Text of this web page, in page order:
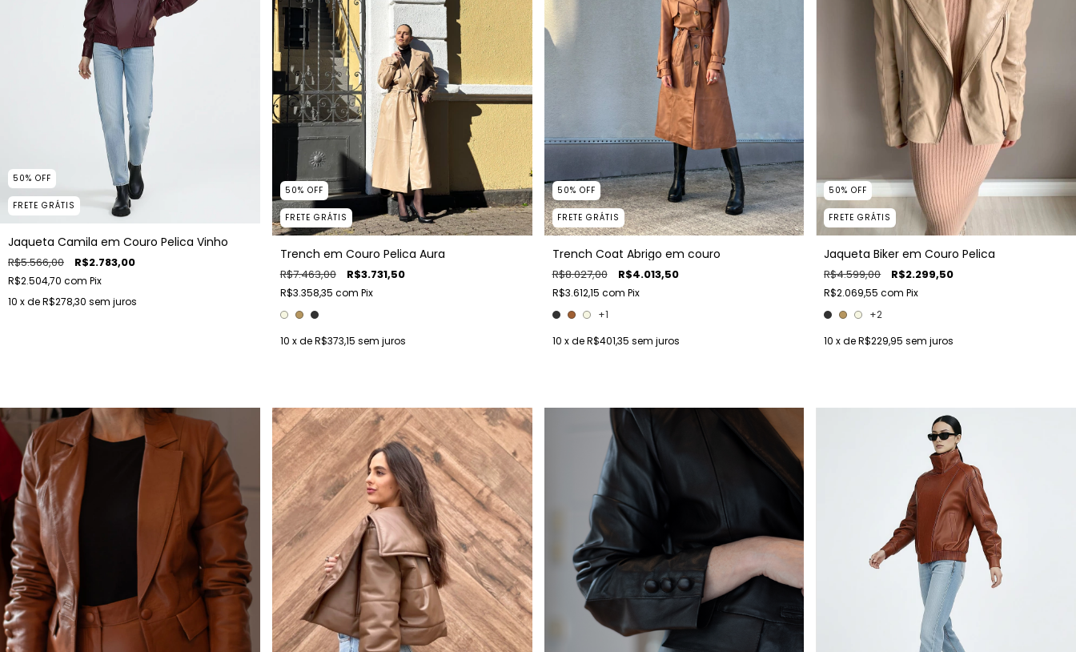
50% OFF
FRETE GRÁTIS
Jaqueta Camila em Couro Pelica Vinho
R$5.566,00 R$2.783,00
R$2.504,70 com Pix
10 x deR$278,30 sem juros
50% OFF
FRETE GRÁTIS
Trench em Couro Pelica Aura
R$7.463,00 R$3.731,50
R$3.358,35 com Pix
10 x deR$373,15 sem juros
50% OFF
FRETE GRÁTIS
Trench Coat Abrigo em couro
R$8.027,00 R$4.013,50
R$3.612,15 com Pix
+1
10 x deR$401,35 sem juros
50%OFF
FRETE GRÁTIS
Jaqueta Biker em Couro Pelica
R$4.599,00 R$2.299,50
R$2.069,55com Pix
+2
10 x deR$229,95 sem juros